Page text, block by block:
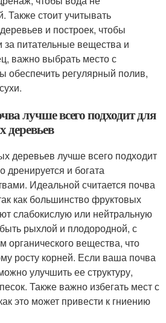
Также стоит учитывать
и построек, чтобы
за питательные вещества и
важно выбрать место с
обеспечить регулярный полив,
лучше всего подходит для
деревьев
деревьев лучше всего подходит
дренируется и богата
Идеальной считается почва
как большинство фруктовых
слабокислую или нейтральную
рыхлой и плодородной, с
вещества, что
росту корней. Если ваша почва
улучшить ее структуру,
Также важно избегать мест с
это может привести к гниению